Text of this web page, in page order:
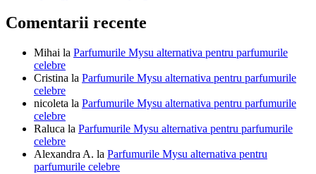
Comentarii recente
Mihai la Parfumurile Mysu alternativa pentru parfumurile
celebre
Cristina la Parfumurile Mysu alternativa pentru parfumurile
celebre
nicoleta la Parfumurile Mysu alternativa pentru parfumurile
celebre
Raluca la Parfumurile Mysu alternativa pentru parfumurile
celebre
Alexandra A. la Parfumurile Mysu alternativa pentru
parfumurile celebre